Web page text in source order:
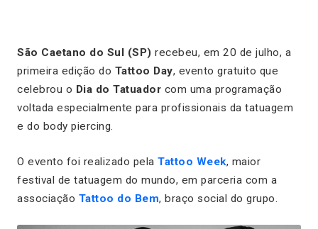
São Caetano do Sul (SP) recebeu, em 20 de julho, a
primeira edição do Tattoo Day, evento gratuito que
celebrou o Dia do Tatuador com uma programação
voltada especialmente para profissionais da tatuagem
e do body piercing.
O evento foi realizado pela Tattoo Week, maior
festival de tatuagem do mundo, em parceria com a
associação Tattoo do Bem, braço social do grupo.